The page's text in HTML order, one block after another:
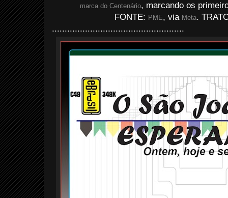
marca do Centenário, marcando os
FONTE: PME, via Meta.
....................................................